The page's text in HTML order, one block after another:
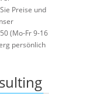
Preise und
(Mo-Fr 9-16
persönlich